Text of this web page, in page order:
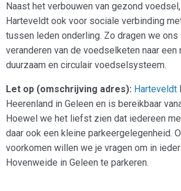
Naast het verbouwen van gezond
Harteveldt ook voor sociale verbinding
tussen leden onderling. Zo dragen we
veranderen van de voedselketen naar een
duurzaam en circulair voedselsysteem.
Let op (omschrijving adres): Harteveldt
Heerenland in Geleen en is bereikbaar
Hoewel we het liefst zien dat iedereen
daar ook een kleine parkeergelegenheid.
voorkomen willen we je vragen om in
Hovenweide in Geleen te parkeren.